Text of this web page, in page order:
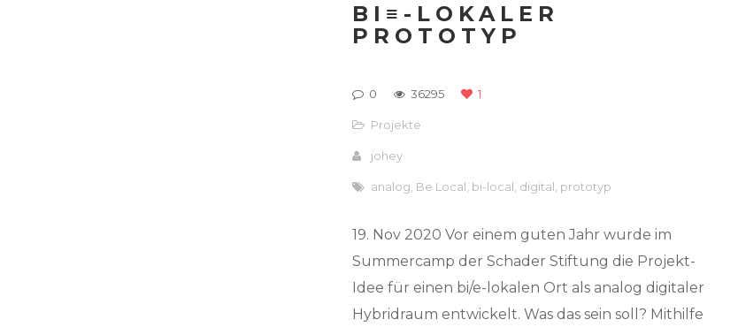
BI≡-LOKALER
PROTOTYP
0 36295 1
Projekte
johey
analog Be Local bi-local digital prototyp
19. Nov 2020 Vor einem guten Jahr wurde im
Summercamp der Schader Stiftung die Projekt-
Idee für einen bi/e-lokalen Ort als analog digitaler
Hybridraum entwickelt. Was das sein soll? Mithilfe